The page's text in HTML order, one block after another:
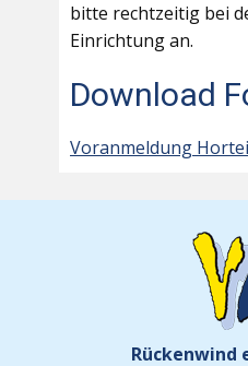
bitte rechtzeitig bei
Einrichtung an.
Download
Voranmeldung
Rückenwind